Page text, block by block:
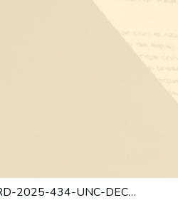
RD-2025-434-UNC-DEC#FCEFYN